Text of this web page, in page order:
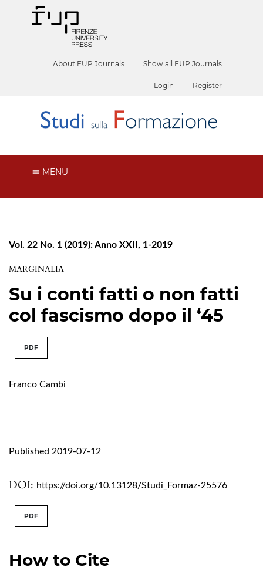
About FUP Journals Show all FUP Journals
Login Register
MENU
Vol. 22 No. 1 (2019): Anno XXII, 1-2019
MARGINALIA
Su i conti fatti o non fatti
col fascismo dopo il ‘45
PDF
Franco Cambi
DOI: https://doi.org/10.13128/Studi_Formaz-25576
Published 2019-07-12
How to Cite
PDF